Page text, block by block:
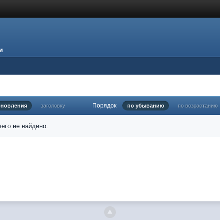
заголовку Порядок по убыванию по возрастанию
не найдено.